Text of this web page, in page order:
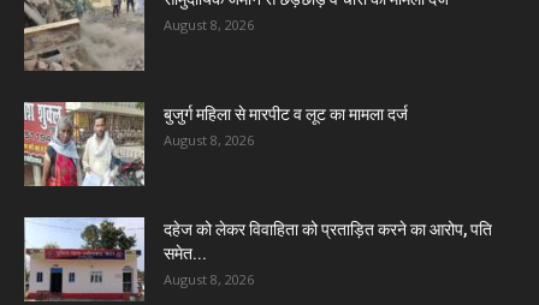
August 8, 2026
बुजुर्ग महिला से मारपीट व लूट का मामला दर्ज
August 8, 2026
दहेज को लेकर विवाहिता को प्रताड़ित करने का आरोप, पति
समेत...
August 8, 2026